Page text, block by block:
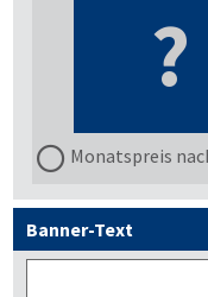
?
Monatspreis
Banner-Text